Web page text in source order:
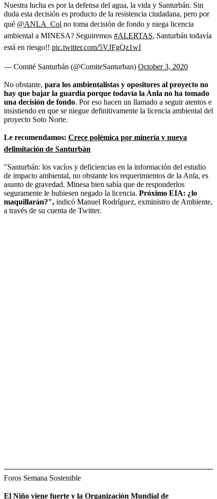
Nuestra lucha es por la defensa del agua, la vida y Santurbán. Sin
duda esta decisión es producto de la resistencia ciudadana, pero por
qué @ANLA_Col no toma decisión de fondo y niega licencia
ambiental a MINESA? Seguiremos #ALERTAS, Santurbán todavía
está en riesgo!! pic.twitter.com/5VJFgQz1wI
— Comité Santurbán (@ComiteSanturban) October 3, 2020
No obstante, para los ambientalistas y opositores al proyecto no
hay que bajar la guardia porque todavía la Anla no ha tomado
una decisión de fondo. Por eso hacen un llamado a seguir atentos e
insistiendo en que se niegue definitivamente la licencia ambiental del
proyecto Soto Norte.
Le recomendamos: Crece polémica por minería y nueva
delimitación de Santurbán
"Santurbán: los vacíos y deficiencias en la información del estudio
de impacto ambiental, no obstante los requerimientos de la Anla, es
asunto de gravedad. Minesa bien sabía que de responderlos
seguramente le hubiesen negado la licencia. Próximo EIA: ¿lo
maquillarán?", indicó Manuel Rodríguez, exministro de Ambiente,
a través de su cuenta de Twitter.
Foros Semana Sostenible
El Niño viene fuerte y la Organización Mundial de